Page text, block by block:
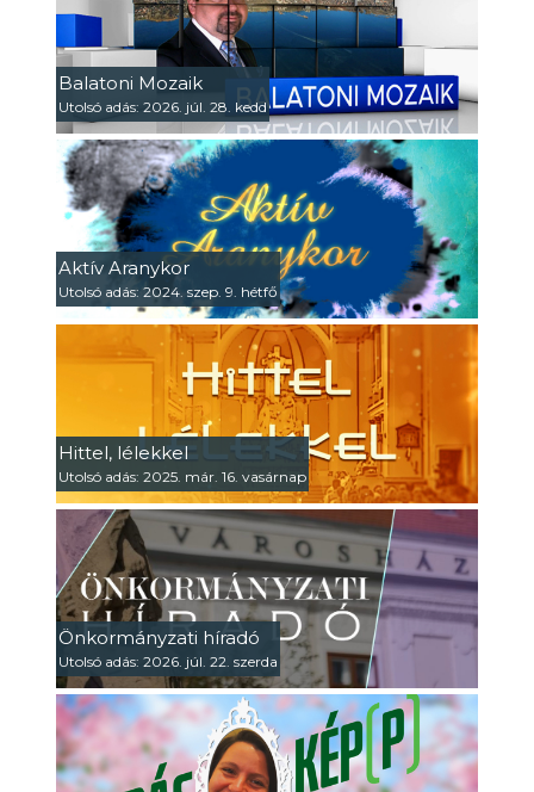
Balatoni Mozaik
Utolsó adás: 2026. júl. 28. kedd
Aktív Aranykor
Utolsó adás: 2024. szep. 9. hétfő
Hittel, lélekkel
Utolsó adás: 2025. már. 16. vasárnap
Önkormányzati híradó
Utolsó adás: 2026. júl. 22. szerda